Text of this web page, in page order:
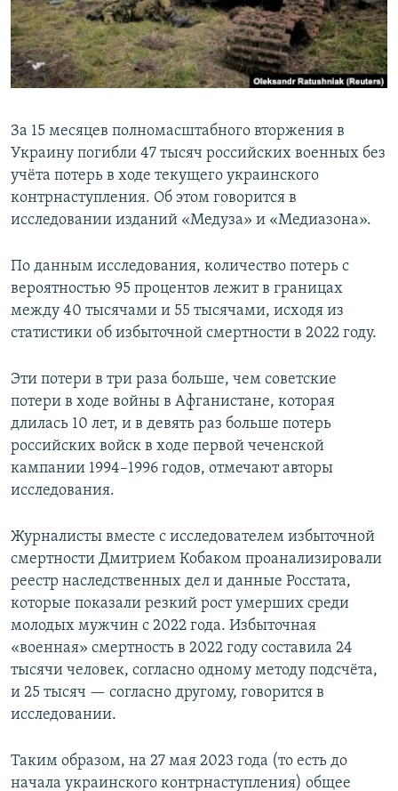
За 15 месяцев полномасштабного вторжения в
Украину погибли 47 тысяч российских военных без
учёта потерь в ходе текущего украинского
контрнаступления. Об этом говорится в
исследовании изданий «Медуза» и «Медиазона».
По данным исследования, количество потерь c
вероятностью 95 процентов лежит в границах
между 40 тысячами и 55 тысячами, исходя из
статистики об избыточной смертности в 2022 году.
Эти потери в три раза больше, чем советские
потери в ходе войны в Афганистане, которая
длилась 10 лет, и в девять раз больше потерь
российских войск в ходе первой чеченской
кампании 1994–1996 годов, отмечают авторы
исследования.
Журналисты вместе с исследователем избыточной
смертности Дмитрием Кобаком проанализировали
реестр наследственных дел и данные Росстата,
которые показали резкий рост умерших среди
молодых мужчин с 2022 года. Избыточная
«военная» смертность в 2022 году составила 24
тысячи человек, согласно одному методу подсчёта,
и 25 тысяч — согласно другому, говорится в
исследовании.
Таким образом, на 27 мая 2023 года (то есть до
начала украинского контрнаступления) общее